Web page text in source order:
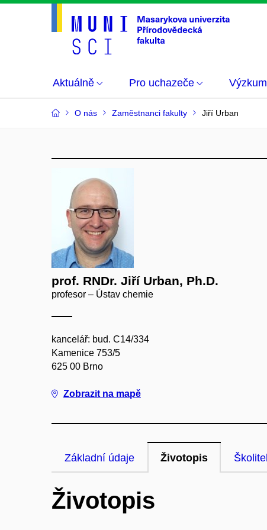
Aktuálně Pro uchazeče Výzkum
O nás Zaměstnanci fakulty Jiří Urban
prof. RNDr. Jiří Urban, Ph.D.
profesor – Ústav chemie
kancelář: bud. C14/334
Kamenice 753/5
625 00 Brno
Zobrazit na mapě
Základní údaje Životopis Školitel
Životopis